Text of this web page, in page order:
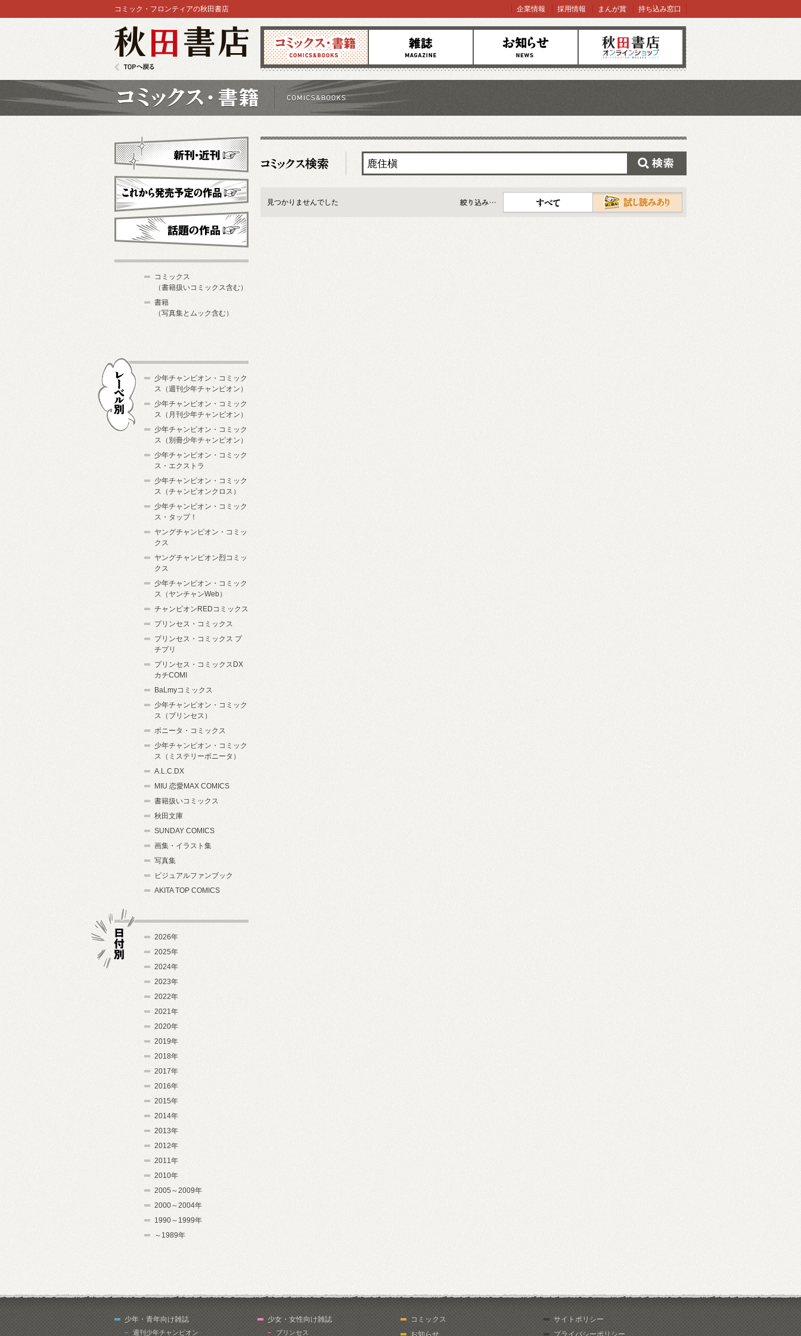
コミックス 雑誌 お知らせ オンラインショップ
コミック・フロンティアの秋田書店 企業情報 採用情報 まんが賞 持ち込み窓口
見つかりませんでした
すべて
新刊・近刊
これから発売予定
コミックス
（書籍扱いコミックス含む）
書籍
（写真集とムック含む）
少年チャンピオン・コミック
ス（週刊少年チャンピオン）
少年チャンピオン・コミック
ス（月刊少年チャンピオン）
少年チャンピオン・コミック
ス（別冊少年チャンピオン）
少年チャンピオン・コミック
ス・エクストラ
少年チャンピオン・コミック
ス（チャンピオンクロス）
少年チャンピオン・コミック
ス・タップ！
ヤングチャンピオン・コミッ
クス
ヤングチャンピオン烈コミッ
クス
少年チャンピオン・コミック
ス（ヤンチャンWeb）
チャンピオンREDコミックス
プリンセス・コミックス
プリンセス・コミックス プ
チプリ
プリンセス・コミックスDX
カチCOMI
BaLmyコミックス
少年チャンピオン・コミック
ス（プリンセス）
ボニータ・コミックス
少年チャンピオン・コミック
ス（ミステリーボニータ）
A.L.C.DX
MIU 恋愛MAX COMICS
書籍扱いコミックス
秋田文庫
SUNDAY COMICS
画集・イラスト集
写真集
ビジュアルファンブック
AKITA TOP COMICS
2026年
2025年
2024年
2023年
2022年
2021年
2020年
2019年
2018年
2017年
2016年
2015年
2014年
2013年
2012年
2011年
2010年
2005～2009年
2000～2004年
1990～1999年
～1989年
少年・青年向け雑誌
週刊少年チャンピオン
少女・女性向け雑誌
プリンセス
コミックス
お知らせ
サイトポリシー
プライバシーポリシー